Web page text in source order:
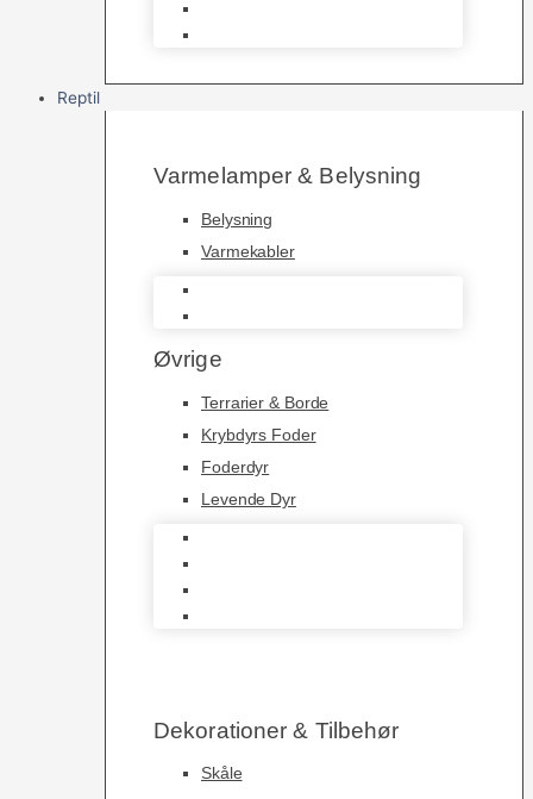
Reptil
Varmelamper & Belysning
Belysning
Varmekabler
Øvrige
Terrarier & Borde
Krybdyrs Foder
Foderdyr
Levende Dyr
Dekorationer & Tilbehør
Skåle